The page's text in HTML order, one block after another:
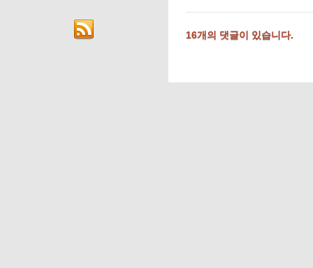
16개의 댓글이 있습니다.